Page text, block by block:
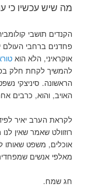
מה שיש עכשיו כי
הקנדים תושבי
פחדנים ברחבי העולם
אוקראיני, הלא הוא
להמשיך לקחת חלק
הראשונה. סיניצקי
האויב, והוא, כרבים
לקראת הערב יאיר
רוזוולט שאמר שאין
אוכלים, משפט שאותו
מאלפי אנשים
חג שמח.